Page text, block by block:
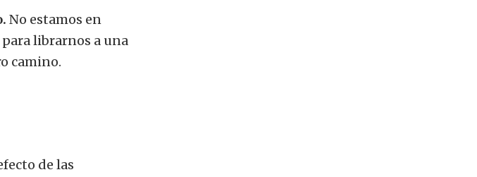
No estamos en
librarnos a una
camino.
de las